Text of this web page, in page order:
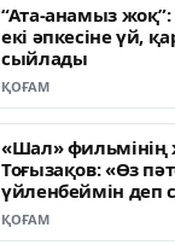
“Ата-анамыз жоқ”:
екі әпкесіне үй,
сыйлады
ҚОҒАМ
«Шал» фильмінің
Тоғызақов: «Өз
үйленбеймін деп
ҚОҒАМ